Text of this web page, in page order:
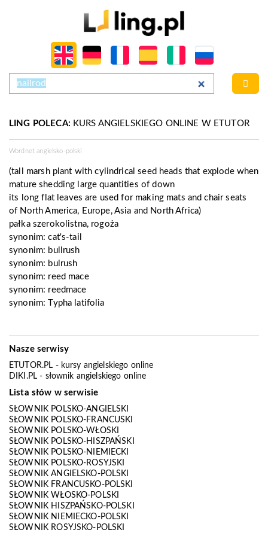
LING POLECA: KURS ANGIELSKIEGO ONLINE W ETUTOR
Wordnet angielsko-polski
(tall marsh plant with cylindrical seed heads that explode when
mature shedding large quantities of down
its long flat leaves are used for making mats and chair seats
of North America, Europe, Asia and North Africa)
pałka szerokolistna, rogoża
synonim:cat's-tail
synonim: bullrush
synonim: bulrush
synonim: reed mace
synonim: reedmace
synonim:
Typha latifolia
Nasze serwisy
ETUTOR.PL - kursy angielskiego online
DIKI.PL - słownik angielskiego online
Lista słów w serwisie
SŁOWNIK POLSKO-ANGIELSKI
SŁOWNIK POLSKO-FRANCUSKI
SŁOWNIK POLSKO-WŁOSKI
SŁOWNIK POLSKO-HISZPAŃSKI
SŁOWNIK POLSKO-NIEMIECKI
SŁOWNIK POLSKO-ROSYJSKI
SŁOWNIK ANGIELSKO-POLSKI
SŁOWNIK FRANCUSKO-POLSKI
SŁOWNIK WŁOSKO-POLSKI
SŁOWNIK HISZPAŃSKO-POLSKI
SŁOWNIK NIEMIECKO-POLSKI
SŁOWNIK ROSYJSKO-POLSKI